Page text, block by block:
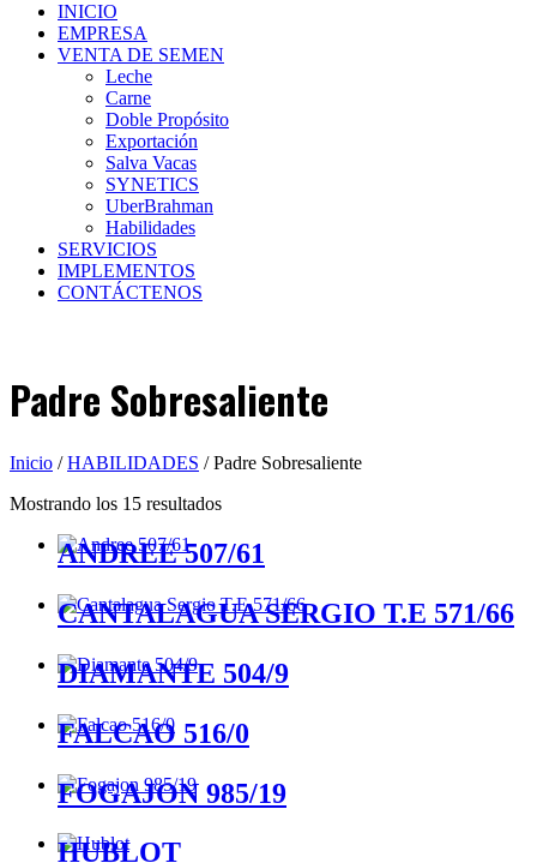
INICIO
EMPRESA
VENTA DE SEMEN
Leche
Carne
Doble Propósito
Exportación
Salva Vacas
SYNETICS
UberBrahman
Habilidades
SERVICIOS
IMPLEMENTOS
CONTÁCTENOS
Padre Sobresaliente
Inicio /HABILIDADES / Padre Sobresaliente
Mostrando los 15 resultados
ANDREE 507/61
CANTALAGUA SERGIO T.E 571/66
DIAMANTE 504/9
FALCAO 516/0
FOGAJON 985/19
HUBLOT